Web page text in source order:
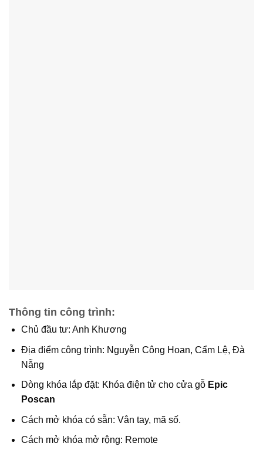
Thông tin công trình:
Chủ đầu tư: Anh Khương
Địa điểm công trình: Nguyễn Công Hoan, Cẩm Lệ, Đà
Nẵng
Dòng khóa lắp đặt: Khóa điện tử cho cửa gỗEpic
Poscan
Cách mở khóa có sẵn: Vân tay, mã số.
Cách mở khóa mở rộng: Remote